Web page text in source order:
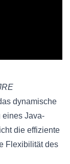
dynamische
eines Java-
die effiziente
Flexibilität des